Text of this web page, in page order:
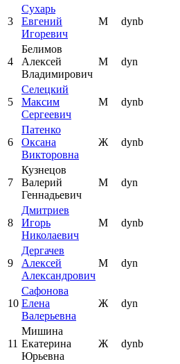
3
Сухарь
Евгений
Игоревич
М dynb
4
Белимов
Алексей
Владимирович
М dyn
5
Селецкий
Максим
Сергеевич
М dynb
6
Патенко
Оксана
Викторовна
Ж dynb
7
Кузнецов
Валерий
Геннадьевич
М dyn
8
Дмитриев
Игорь
Николаевич
М dynb
9
Дергачев
Алексей
Александрович
М dyn
10
Сафонова
Елена
Валерьевна
Ж dyn
11
Мишина
Екатерина
Юрьевна
Ж dynb